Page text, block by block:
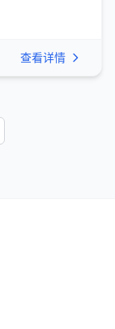
查看详情